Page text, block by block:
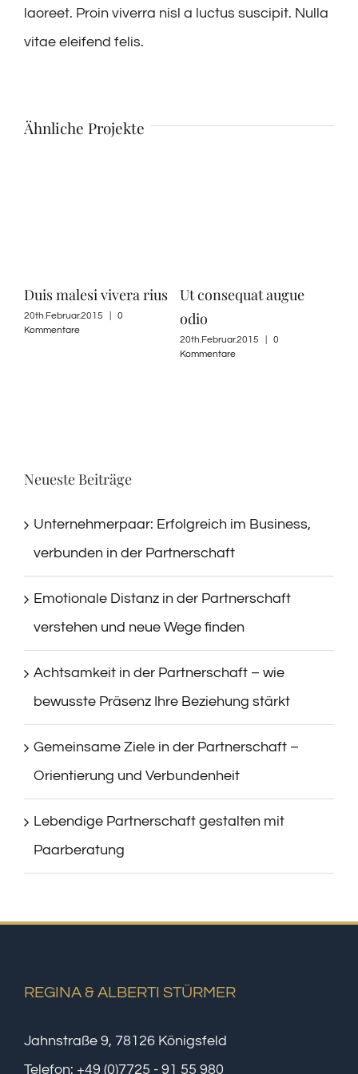
laoreet. Proin viverra nisl a luctus suscipit. Nulla
vitae eleifend felis.
Ähnliche Projekte
Duis malesi vivera rius
20th.Februar.2015
0
Kommentare
Ut consequat augue
odio
20th.Februar.2015
0
Kommentare
Neueste Beiträge
Unternehmerpaar: Erfolgreich im Business,
verbunden in der Partnerschaft
Emotionale Distanz in der Partnerschaft
verstehen und neue Wege finden
Achtsamkeit in der Partnerschaft – wie
bewusste Präsenz Ihre Beziehung stärkt
Gemeinsame Ziele in der Partnerschaft –
Orientierung und Verbundenheit
Lebendige Partnerschaft gestalten mit
Paarberatung
REGINA & ALBERTI STÜRMER
Jahnstraße 9, 78126 Königsfeld
Telefon: +49 (0)7725 - 91 55 980